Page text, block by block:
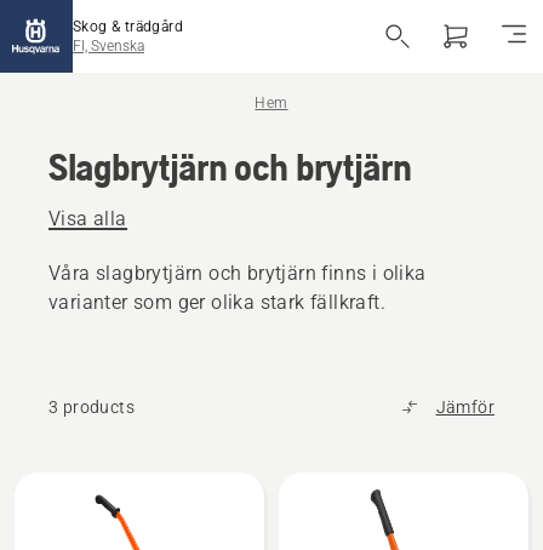
Skog & trädgård
FI, Svenska
Hem
Slagbrytjärn och brytjärn
Visa alla
Våra slagbrytjärn och brytjärn finns i olika
varianter som ger olika stark fällkraft.
3 products Jämför
produkter